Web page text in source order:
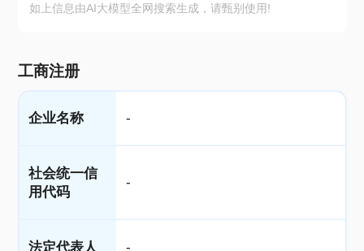
如上信息由AI大模型全网搜索生成，请甄别使用!
工商注册
企业名称 -
社会统一信
用代码
-
法定代表人 -